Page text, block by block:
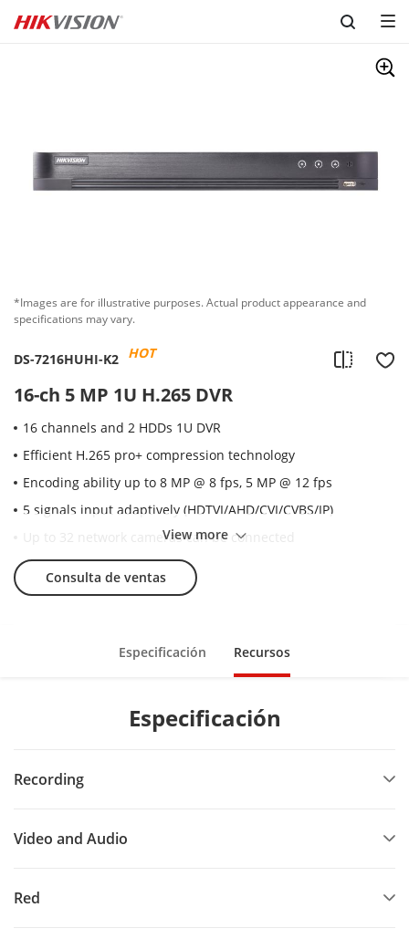
Skip to content
*Images are for illustrative purposes. Actual product appearance and
specifications may vary.
DS-7216HUHI-K2 HOT
16-ch 5 MP 1U H.265 DVR
16 channels and 2 HDDs 1U DVR
Efficient H.265 pro+ compression technology
Encoding ability up to 8 MP @ 8 fps, 5 MP @ 12 fps
5 signals input adaptively (HDTVI/AHD/CVI/CVBS/IP)
Up to 32 network cameras can be connected
View more
Consulta de ventas
Especificación Recursos
Especificación
Recording
Video and Audio
Red